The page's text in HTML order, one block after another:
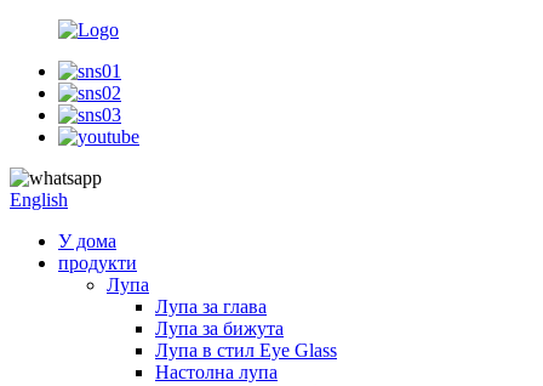
English
У дома
продукти
Лупа
Лупа за глава
Лупа за бижута
Лупа в стил Eye Glass
Настолна лупа